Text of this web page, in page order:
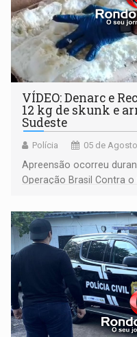
VÍDEO: Denarc e
12 kg de skunk e
Sudeste
Polícia 05 de
Apreensão ocorreu
Operação Brasil Contra